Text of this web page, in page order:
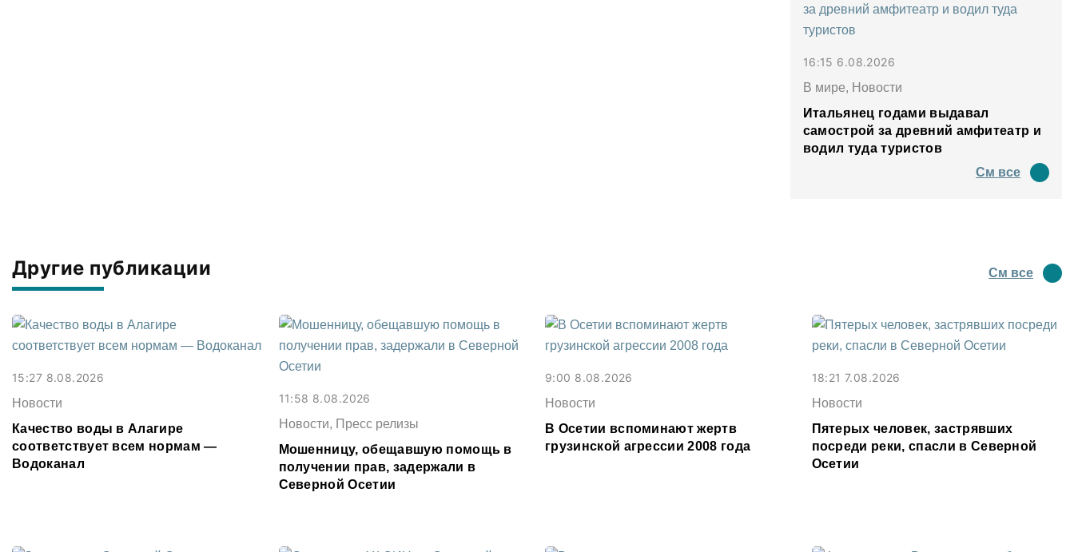
16:15 6.08.2026
В мире, Новости
Итальянец годами выдавал
самострой за древний амфитеатр и
водил туда туристов
См все
Другие публикации См все
15:27 8.08.2026
Новости
Качество воды в Алагире
соответствует всем нормам —
Водоканал
11:58 8.08.2026
Новости, Пресс релизы
Мошенницу, обещавшую помощь в
получении прав, задержали в
Северной Осетии
9:00 8.08.2026
Новости
В Осетии вспоминают жертв
грузинской агрессии 2008 года
18:21 7.08.2026
Новости
Пятерых человек, застрявших
посреди реки, спасли в Северной
Осетии